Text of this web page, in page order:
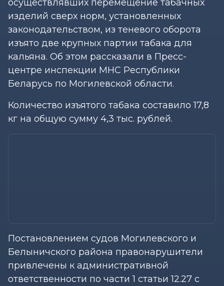
осуществлявших перемещение табачных
изделий сверх норм, установленных
законодательством, из теневого оборота
изъято две крупных партии табака для
кальяна. Об этом рассказали в Пресс-
центре инспекции МНС Республики
Беларусь по Могилевской области.
Количество изъятого табака составило 17,8
кг на общую сумму 4,3 тыс. рублей.
Постановлением судов Могилевского и
Белыничского района правонарушители
привлечены к административной
ответственности по части 1 статьи 12.27 с